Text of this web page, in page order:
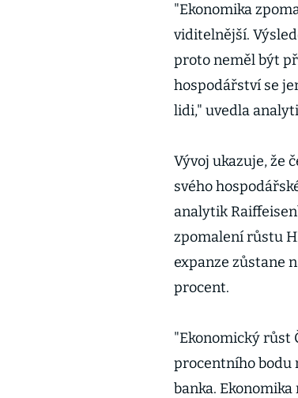
"Ekonomika
viditelnější.
proto neměl být
hospodářství se
lidi," uvedla
Vývoj ukazuje, že
svého
analytik
zpomalení růstu
expanze zůstane
procent.
"Ekonomický růst
procentního bodu
banka.